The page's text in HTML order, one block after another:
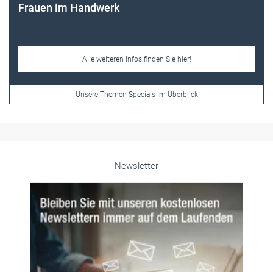
Frauen im Handwerk
Alle weiteren Infos finden Sie hier!
Unsere Themen-Specials im Überblick
Newsletter